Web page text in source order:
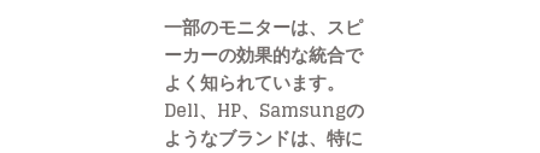
一部のモニターは、スピ
ーカーの効果的な統合で
よく知られています。
Dell、HP、Samsungの
ようなブランドは、特に